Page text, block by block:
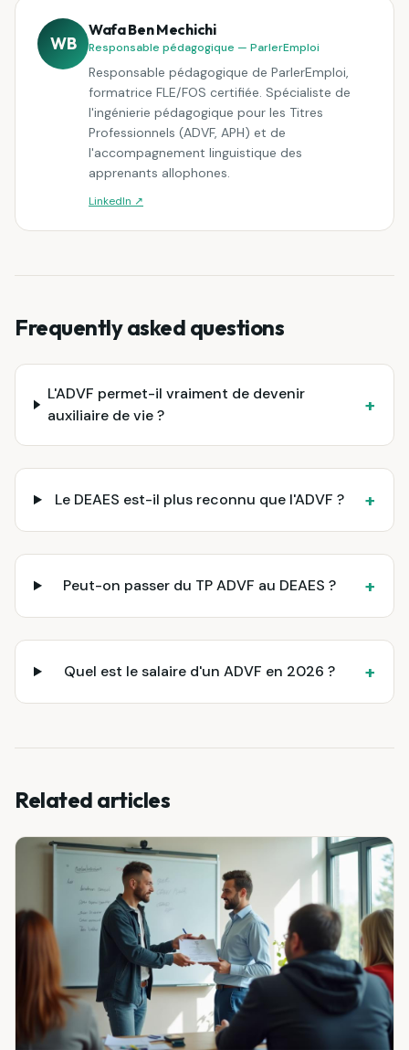
WB
Wafa Ben Mechichi
Responsable pédagogique — ParlerEmploi
Responsable pédagogique de ParlerEmploi,
formatrice FLE/FOS certifiée. Spécialiste de
l'ingénierie pédagogique pour les Titres
Professionnels (ADVF, APH) et de
l'accompagnement linguistique des
apprenants allophones.
LinkedIn ↗
Frequently asked questions
L'ADVF permet-il vraiment de devenir
auxiliaire de vie ?
+
Le DEAES est-il plus reconnu que l'ADVF ? +
Peut-on passer du TP ADVF au DEAES ? +
Quel est le salaire d'un ADVF en 2026 ? +
Related articles